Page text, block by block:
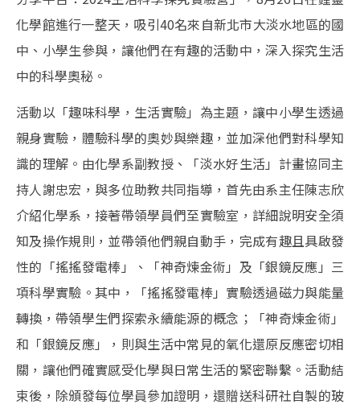
化學館進行一整天，吸引40名來自新北市大淡水地區的國
中、小學生參與，讓他們在有趣的活動中，深入探究生活
中的科學奧秘。
活動以「趣味科學，生活實驗」為主題，讓中小學生透過
親身實驗，體驗科學的奧妙與樂趣，並加深他們對科學知
識的理解。由化學系副教授、「淡水好生活」計畫協同主
持人謝忠宏，與多位助教共同指導，首先由系主任陳志欣
介紹化學系，接著帶領學員們至實驗室，詳細說明安全須
知及操作規則，並帶領他們親自動手，完成有趣且具啟發
性的「搖搖發電棒」、「神奇煉金術」及「銀鏡反應」三
項科學實驗。其中，「搖搖發電棒」實驗透過磁力與能量
轉換，帶領學生們探索永續能源的概念；「神奇煉金術」
和「銀鏡反應」，則與生活中常見的氧化還原反應密切相
關，讓他們確實感受化學與日常生活的緊密聯繫。活動結
束後，除頒發每位學員參加證明，還贈送科研社自製的玻